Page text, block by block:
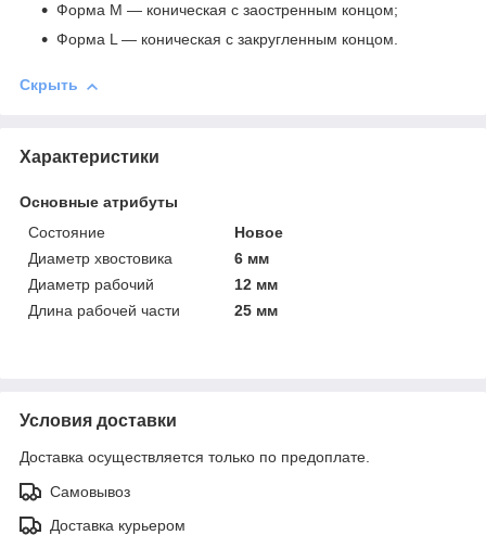
Форма M — коническая с заостренным концом;
Форма L — коническая с закругленным концом.
Скрыть
Характеристики
Основные атрибуты
Состояние
Новое
Диаметр хвостовика
6 мм
Диаметр рабочий
12 мм
Длина рабочей части
25 мм
Условия доставки
Доставка осуществляется только по предоплате.
Самовывоз
Доставка курьером